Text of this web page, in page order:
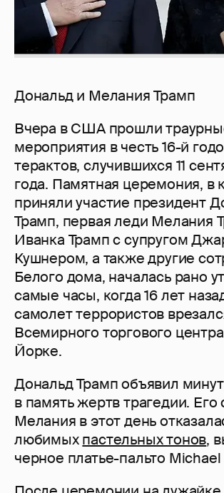
Дональд и Мелания Трамп
Вчера в США прошли
мероприятия в честь 16-й
терактов, случившихся 11
года. Памятная церемония, в
приняли участие президент
Трамп, первая леди Мелания
Иванка Трамп с супругом
Кушнером, а также другие
Белого дома, началась рано
самые часы, когда 16 лет
самолет террористов
Всемирного торгового
Йорке.
Дональд Трамп объявил
в память жертв трагедии. Его
Мелания в этот день
любимыхпастельных тонов,
черное платье-пальто Michael